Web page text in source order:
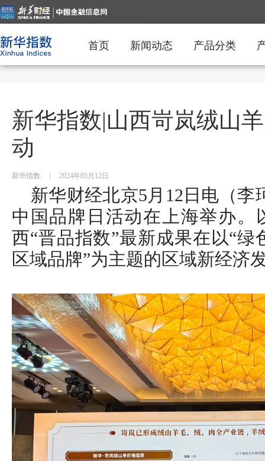
首页 新闻动态 产品分类
新华指数|山西岢岚绒山
动
新华指数 2024年05月12日
新华财经北京5月12日电（李
中国品牌日活动在上海举办。
西“晋品指数”最新成果在以“
区域品牌”为主题的区域新经济